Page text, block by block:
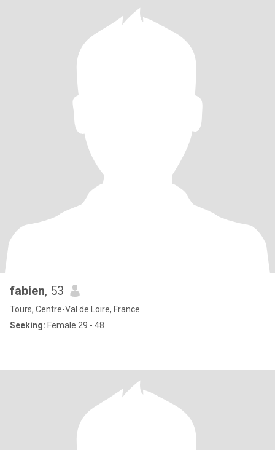
fabien, 53
Tours, Centre-Val de Loire, France
Seeking: Female 29 - 48